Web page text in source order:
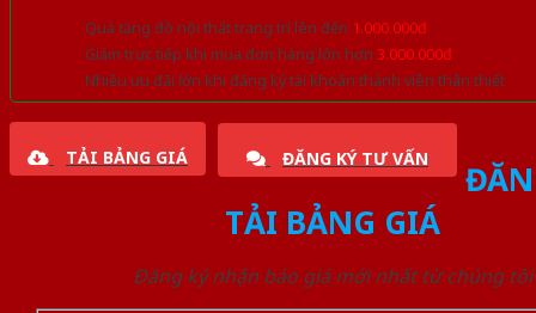
Quà tặng đồ nội thất trang trí lên đến 1.000.000đ
Giảm trực tiếp khi mua đơn hàng lớn hơn 3.000.000đ
Nhiều ưu đãi lớn khi đăng ký tài khoản thành viên thân thiết
TẢI BẢNG GIÁ ĐĂNG KÝ TƯ VẤN
TẢI BẢNG GIÁ
Đăng ký nhận báo giá mới nhất từ chúng tôi